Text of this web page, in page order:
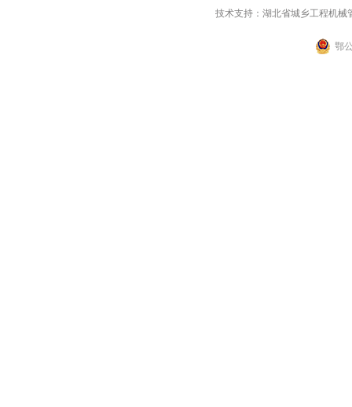
技术支持：湖北省城乡工程机
鄂